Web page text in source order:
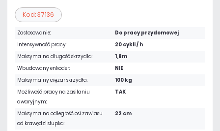
Kod: 37136
Zastosowanie:
Do pracy przydomowej
Intensywność pracy:
20 cykli / h
Maksymalna długość skrzydła:
1,8m
Wbudowany enkoder:
NIE
Maksymalny ciężar skrzydła:
100 kg
Możliwość pracy na zasilaniu
awaryjnym:
TAK
Maksymalna odległość osi zawiasu
od krawędzi słupka:
22 cm